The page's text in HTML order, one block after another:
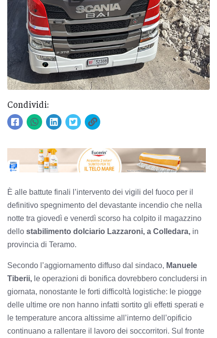
Condividi:
È alle battute finali l’intervento dei vigili del fuoco per il
definitivo spegnimento del devastante incendio che nella
notte tra giovedì e venerdì scorso ha colpito il magazzino
dello stabilimento dolciario Lazzaroni, a Colledara, in
provincia di Teramo.
Secondo l’aggiornamento diffuso dal sindaco, Manuele
Tiberii, le operazioni di bonifica dovrebbero concludersi in
giornata, nonostante le forti difficoltà logistiche: le piogge
delle ultime ore non hanno infatti sortito gli effetti sperati e
le temperature ancora altissime all’interno dell’opificio
continuano a rallentare il lavoro dei soccorritori. Sul fronte